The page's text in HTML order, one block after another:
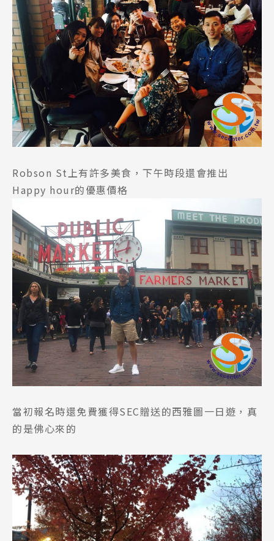
Latest News 最新消息
Promotion 最新優惠
Program 課程選擇
SEC 知識庫
Robson St上有許多美食，下午時段還會推出
Happy hour的優惠價格
當初報名時還免費獲得SEC贈送的西雅圖一日遊，真
的是佛心來的